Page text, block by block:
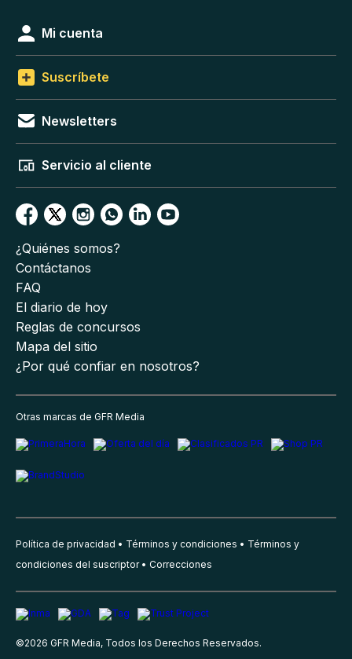
Mi cuenta
Suscríbete
Newsletters
Servicio al cliente
¿Quiénes somos?
Contáctanos
FAQ
El diario de hoy
Reglas de concursos
Mapa del sitio
¿Por qué confiar en nosotros?
Otras marcas de GFR Media
Política de privacidad Términos y condiciones
Términos y
condiciones del suscriptor
Correcciones
©2026 GFR Media, Todos los Derechos Reservados.